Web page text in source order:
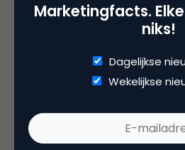
Leonieke Daalder
Leonieke Daalder is
de VPRO. Bij de laatste
verantwoordelijk voor
Marketingfacts.
niks!
Dagelijkse
Wekelijkse